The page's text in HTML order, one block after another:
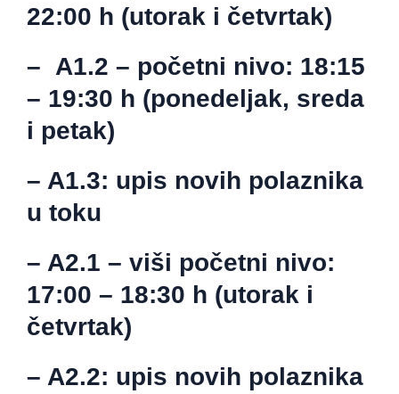
22:00 h (utorak i četvrtak)
– A1.2 – početni nivo: 18:15
– 19:30 h (ponedeljak, sreda
i petak)
– A1.3: upis novih polaznika
u toku
– A2.1 – viši početni nivo:
17:00 – 18:30 h (utorak i
četvrtak)
– A2.2: upis novih polaznika